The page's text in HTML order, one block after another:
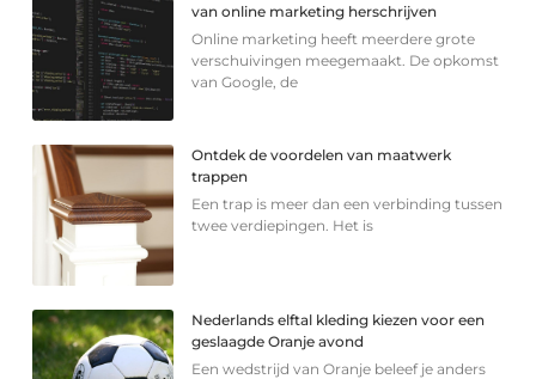
van online marketing herschrijven
Online marketing heeft meerdere grote
verschuivingen meegemaakt. De opkomst
van Google, de
Ontdek de voordelen van maatwerk
trappen
Een trap is meer dan een verbinding tussen
twee verdiepingen. Het is
Nederlands elftal kleding kiezen voor een
geslaagde Oranje avond
Een wedstrijd van Oranje beleef je anders